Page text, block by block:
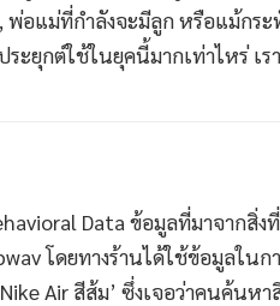
อแม่ที่กำลังจะมีลูก หรือแม้กร
ระยุกต์ใช้ในยุคนี้มากเท่าไหร่ เ
Data ข้อมูลที่มาจากสิ่
โดยทางร้านได้ใช้ข้อมูลใน
Air สีส้ม’ ซึ่งเจอว่าคนค้นหา